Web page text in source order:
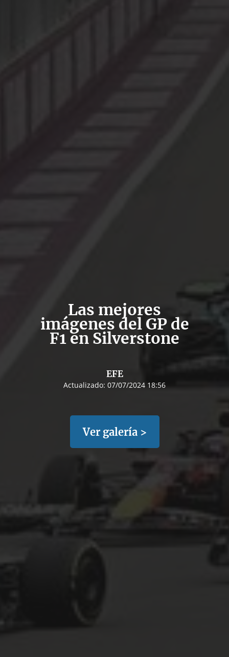
Las mejores
imágenes del GP de
F1 en Silverstone
EFE
Actualizado: 07/07/2024 18:56
Ver galería >